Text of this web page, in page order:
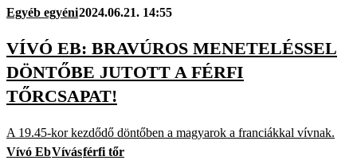
Egyéb egyéni2024.06.21. 14:55
VÍVÓ EB: BRAVÚROS MENETELÉSSEL
DÖNTŐBE JUTOTT A FÉRFI
TŐRCSAPAT!
A 19.45-kor kezdődő döntőben a magyarok a franciákkal vívnak.
Vívó EbVívásférfi tőr